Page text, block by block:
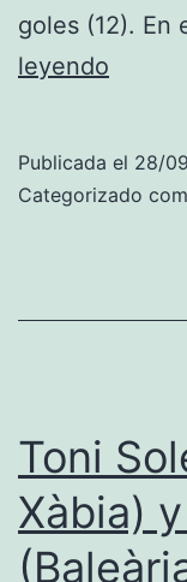
goles (12). En
leyendo
el
la
Publicada el 28/
Categorizado
Toni
Xàbia)